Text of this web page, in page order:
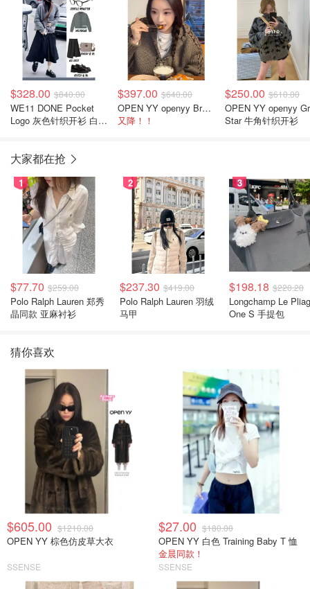
$328.00 $840.00
WE11 DONE Pocket
Logo 灰色针织开衫 白鹿
$397.00 $640.00
OPEN YY openyy Brown Stitch 拉链针织连帽衫
又降！！
$250.00 $610.00
OPEN YY openyy
Star 牛角针织开衫
大家都在抢
1
$77.70 $259.00
Polo Ralph Lauren 郑秀
晶同款 亚麻衬衫
2
$237.30 $419.00
Polo Ralph Lauren 羽绒
马甲
3
$198.18 $220.20
Longchamp Le
One S 手提包
猜你喜欢
$605.00 $1210.00
OPEN YY 棕色仿皮草大衣
SSENSE
$27.00 $180.00
OPEN YY 白色 Training Baby T 恤
金晨同款！
SSENSE